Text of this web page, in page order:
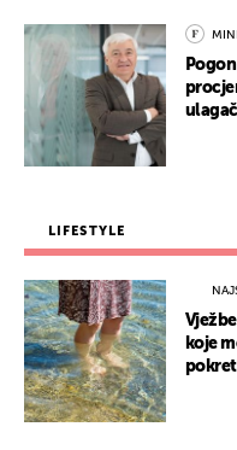
ulagač
LIFESTYLE
koje